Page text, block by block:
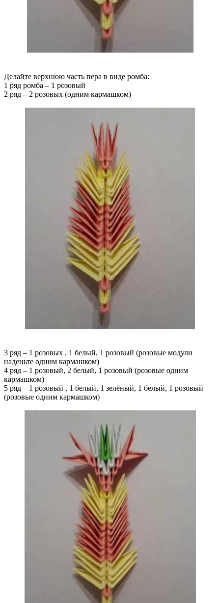
Делайте верхнюю часть пера в виде ромба:
1 ряд ромба – 1 розовый
2 ряд – 2 розовых (одним кармашком)
3 ряд – 1 розовых , 1 белый, 1 розовый (розовые модули
наденьте одним кармашком)
4 ряд – 1 розовый, 2 белый, 1 розовый (розовые одним
кармашком)
5 ряд – 1 розовый , 1 белый, 1 зелёный, 1 белый, 1 розовый
(розовые одним кармашком)